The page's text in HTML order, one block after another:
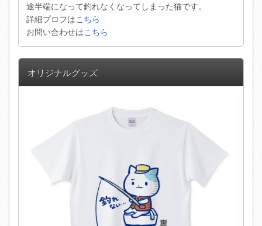
途半端になって釣れなくなってしまった猫です。
詳細プロフはこちら
お問い合わせはこちら
オリジナルグッズ